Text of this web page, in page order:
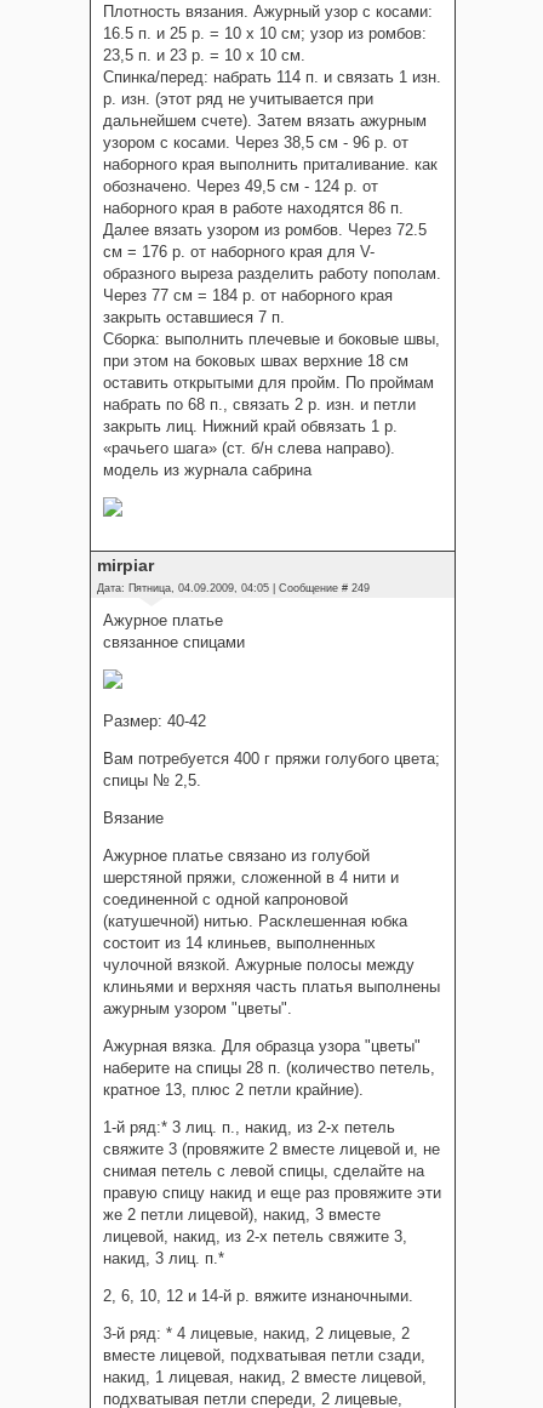
Плотность вязания. Ажурный узор с косами:
16.5 п. и 25 р. = 10 х 10 см; узор из ромбов:
23,5 п. и 23 р. = 10 х 10 см.
Спинка/перед: набрать 114 п. и связать 1 изн.
р. изн. (этот ряд не учитывается при
дальнейшем счете). Затем вязать ажурным
узором с косами. Через 38,5 см - 96 р. от
наборного края выполнить приталивание. как
обозначено. Через 49,5 см - 124 р. от
наборного края в работе находятся 86 п.
Далее вязать узором из ромбов. Через 72.5
см = 176 р. от наборного края для V-
образного выреза разделить работу пополам.
Через 77 см = 184 р. от наборного края
закрыть оставшиеся 7 п.
Сборка: выполнить плечевые и боковые швы,
при этом на боковых швах верхние 18 см
оставить открытыми для пройм. По проймам
набрать по 68 п., связать 2 р. изн. и петли
закрыть лиц. Нижний край обвязать 1 р.
«рачьего шага» (ст. б/н слева направо).
модель из журнала сабрина
mirpiar
Дата: Пятница, 04.09.2009, 04:05 | Сообщение # 249
Ажурное платье
связанное спицами
Размер: 40-42
Вам потребуется 400 г пряжи голубого цвета;
спицы № 2,5.
Вязание
Ажурное платье связано из голубой
шерстяной пряжи, сложенной в 4 нити и
соединенной с одной капроновой
(катушечной) нитью. Расклешенная юбка
состоит из 14 клиньев, выполненных
чулочной вязкой. Ажурные полосы между
клиньями и верхняя часть платья выполнены
ажурным узором "цветы".
Ажурная вязка. Для образца узора "цветы"
наберите на спицы 28 п. (количество петель,
кратное 13, плюс 2 петли крайние).
1-й ряд:* 3 лиц. п., накид, из 2-х петель
свяжите 3 (провяжите 2 вместе лицевой и, не
снимая петель с левой спицы, сделайте на
правую спицу накид и еще раз провяжите эти
же 2 петли лицевой), накид, 3 вместе
лицевой, накид, из 2-х петель свяжите 3,
накид, 3 лиц. п.*
2, 6, 10, 12 и 14-й р. вяжите изнаночными.
3-й ряд: * 4 лицевые, накид, 2 лицевые, 2
вместе лицевой, подхватывая петли сзади,
накид, 1 лицевая, накид, 2 вместе лицевой,
подхватывая петли спереди, 2 лицевые,